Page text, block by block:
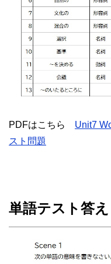
PDFはこちら Unit7
スト問題
単語テスト答